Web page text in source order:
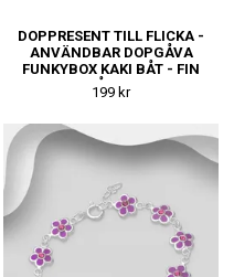
DOPPRESENT TILL FLICKA -
ANVÄNDBAR DOPGÅVA
FUNKYBOX KAKI BÅT - FIN
DOPGÅVA ELLER
NAMNGIVNINGSPRESENT
199 kr